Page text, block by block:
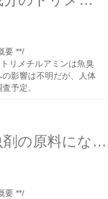
要 **/
リメチルアミンは魚臭
影響は不明だが、人体
予定。
排出直後の糞中には殺虫剤の原料になりそうな臭気化合物が含まれているの続き
要 **/